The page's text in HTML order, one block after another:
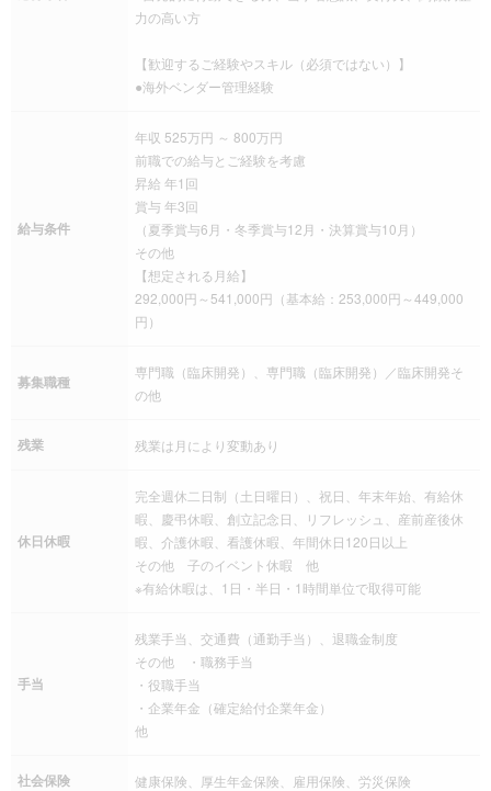
力の高い方
【歓迎するご経験やスキル（必須ではない）】
●海外ベンダー管理経験
給与条件
年収 525万円 ～ 800万円
前職での給与とご経験を考慮
昇給 年1回
賞与 年3回
（夏季賞与6月・冬季賞与12月・決算賞与10月）
その他
【想定される月給】
292,000円～541,000円（基本給：253,000円～449,000
円）
募集職種
専門職（臨床開発）、専門職（臨床開発）／臨床開発そ
の他
残業 残業は月により変動あり
休日休暇
完全週休二日制（土日曜日）、祝日、年末年始、有給休
暇、慶弔休暇、創立記念日、リフレッシュ、産前産後休
暇、介護休暇、看護休暇、年間休日120日以上
その他 子のイベント休暇 他
※有給休暇は、1日・半日・1時間単位で取得可能
手当
残業手当、交通費（通勤手当）、退職金制度
その他 ・職務手当
・役職手当
・企業年金（確定給付企業年金）
他
社会保険 健康保険、厚生年金保険、雇用保険、労災保険